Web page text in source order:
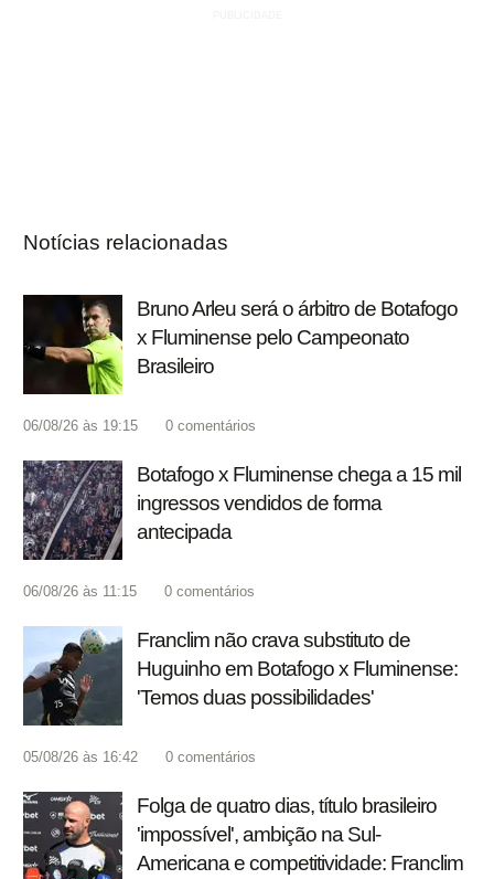
Notícias relacionadas
Bruno Arleu será o árbitro de Botafogo
x Fluminense pelo Campeonato
Brasileiro
06/08/26 às 19:15 0 comentários
Botafogo x Fluminense chega a 15 mil
ingressos vendidos de forma
antecipada
06/08/26 às 11:15 0 comentários
Franclim não crava substituto de
Huguinho em Botafogo x Fluminense:
'Temos duas possibilidades'
05/08/26 às 16:42 0 comentários
Folga de quatro dias, título brasileiro
'impossível', ambição na Sul-
Americana e competitividade: Franclim